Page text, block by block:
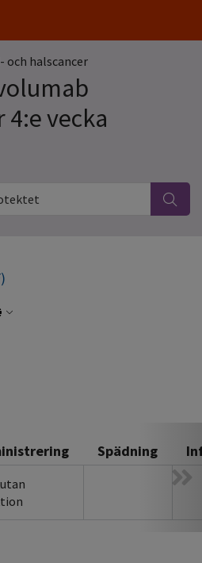
och halscancer
vecka
Spädning